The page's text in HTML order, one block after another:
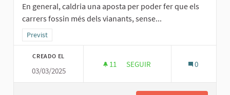
En general, caldria una aposta per poder fer que els
carrers fossin més dels vianants, sense...
Resultados al filtrar por la categoría: Previst
Previst
CREADO EL
03/03/2025
11 11 SEGUIDORAS
SEGUIR 0